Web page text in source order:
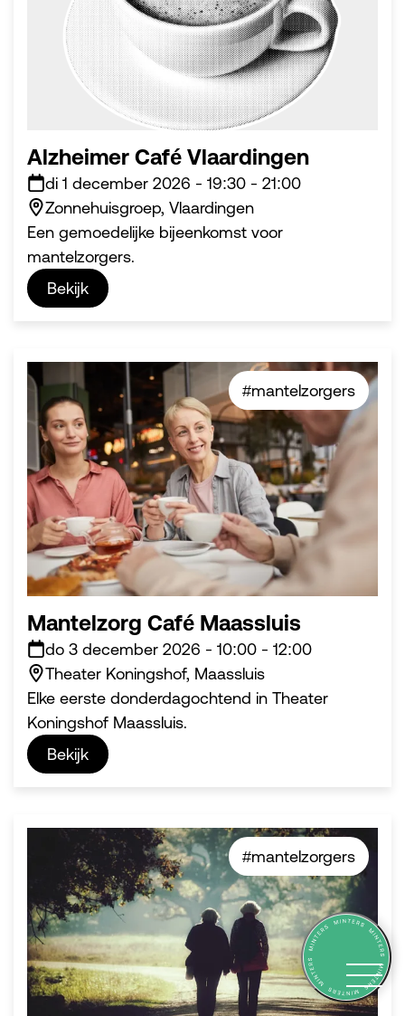
Alzheimer Café Vlaardingen
di 1 december 2026 - 19:30 - 21:00
Zonnehuisgroep, Vlaardingen
Een gemoedelijke bijeenkomst voor
mantelzorgers.
Bekijk
Mantelzorg Café Maassluis
do 3 december 2026 - 10:00 - 12:00
Theater Koningshof, Maassluis
Elke eerste donderdagochtend in Theater
Koningshof Maassluis.
Bekijk
#mantelzorgers
#mantelzorgers